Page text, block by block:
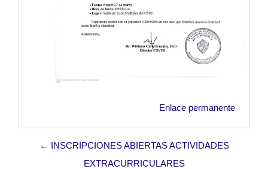
Enlace permanente
← INSCRIPCIONES ABIERTAS ACTIVIDADES
EXTRACURRICULARES